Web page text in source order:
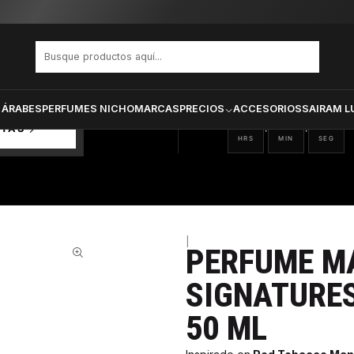
PERFUMES NICHOMARCASPRECIOS ACCESORIOSSAIRAM
17
HRS
: 46
MIN
: 27
SEG
PERFUME
50 ML